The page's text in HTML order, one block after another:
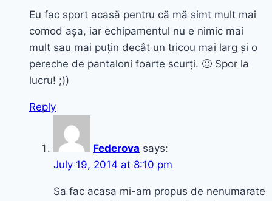
Eu fac sport acasă pentru că mă simt mult mai
comod așa, iar echipamentul nu e nimic mai
mult sau mai puțin decât un tricou mai larg și o
pereche de pantaloni foarte scurți. 🙂 Spor la
lucru! ;))
Reply
Federova says:
July 19, 2014 at 8:10 pm
Sa fac acasa mi-am propus de nenumarate